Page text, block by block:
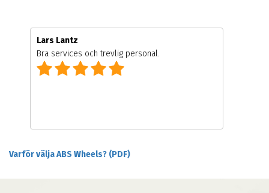
Lars Lantz
Bra services och trevlig personal.
Varför välja ABS Wheels? (PDF)